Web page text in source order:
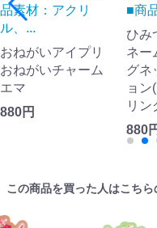
品素材：アクリ
ル、...
おねがいアイプリ
おねがいチャーム
エマ
880円
■商
ひみ
ネー
グネ
ョン
リン
880
この商品を買った人はこち